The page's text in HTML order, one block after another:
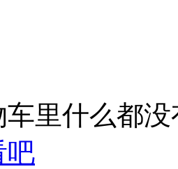
车里什么都没
吧